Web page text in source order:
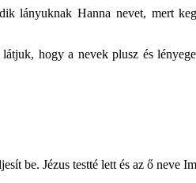
lányuknak Hanna nevet, mert
hogy a nevek plusz és
be. Jézus testté lett és az ő neve